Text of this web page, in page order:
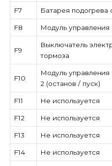
F7 Батарея подогрева
F8 Модуль управления
F9
Выключатель
тормоза
F10
Модуль
2 (останов / пуск)
F11 Не используется
F12 Не используется
F13 Не используется
F14 Не используется